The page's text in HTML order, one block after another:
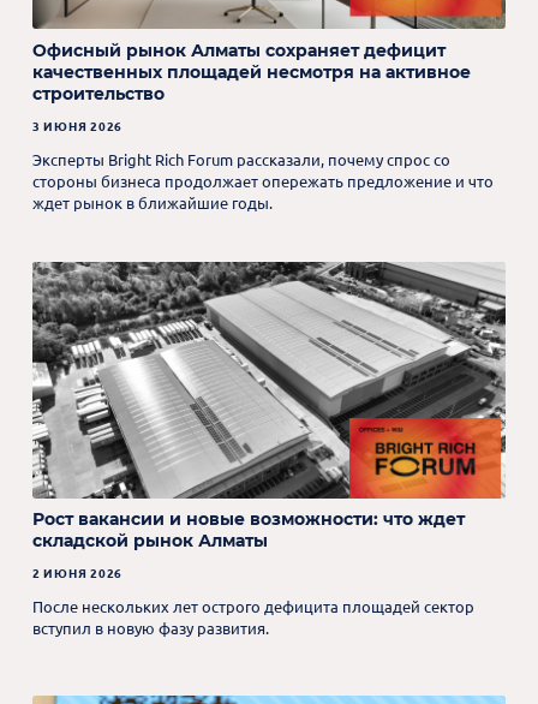
Офисный рынок Алматы сохраняет дефицит
качественных площадей несмотря на активное
строительство
3 ИЮНЯ 2026
Эксперты Bright Rich Forum рассказали, почему спрос со
стороны бизнеса продолжает опережать предложение и что
ждет рынок в ближайшие годы.
Рост вакансии и новые возможности: что ждет
складской рынок Алматы
2 ИЮНЯ 2026
После нескольких лет острого дефицита площадей сектор
вступил в новую фазу развития.